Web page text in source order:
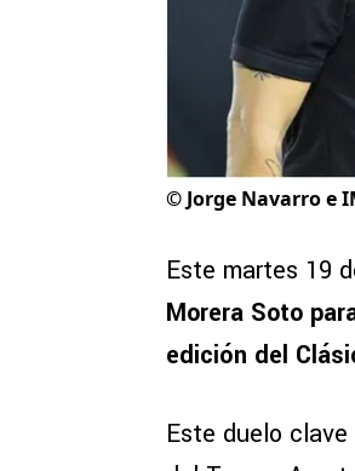
© Jorge Navarro e
Este martes 19
Morera Soto
edición del
Este duelo